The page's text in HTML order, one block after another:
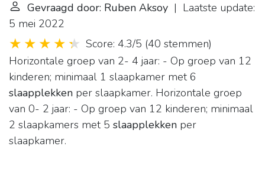
Gevraagd door: Ruben Aksoy | Laatste update:
5 mei 2022
Score: 4.3/5 (40 stemmen)
Horizontale groep van 2- 4 jaar: - Op groep van 12
kinderen; minimaal 1 slaapkamer met 6
slaapplekken per slaapkamer. Horizontale groep
van 0- 2 jaar: - Op groep van 12 kinderen; minimaal
2 slaapkamers met 5 slaapplekken per
slaapkamer.